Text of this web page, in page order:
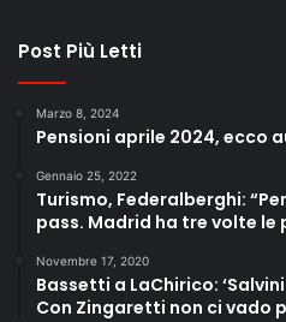
Post Più Letti
Marzo 8, 2024
Pensioni aprile 2024, ecco
Gennaio 25, 2022
Turismo, Federalberghi:
pass. Madrid ha tre volte le
Novembre 17, 2020
Bassetti a LaChirico:
Con Zingaretti non ci vado